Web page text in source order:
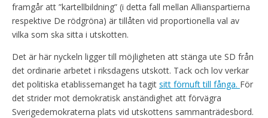
framgår att ”kartellbildning” (i detta fall mellan Allianspartierna
respektive De rödgröna) är tillåten vid proportionella val av
vilka som ska sitta i utskotten.
Det är här nyckeln ligger till möjligheten att stänga ute SD från
det ordinarie arbetet i riksdagens utskott. Tack och lov verkar
det politiska etablissemanget ha tagit sitt förnuft till fånga. För
det strider mot demokratisk anständighet att förvägra
Sverigedemokraterna plats vid utskottens sammanträdesbord.